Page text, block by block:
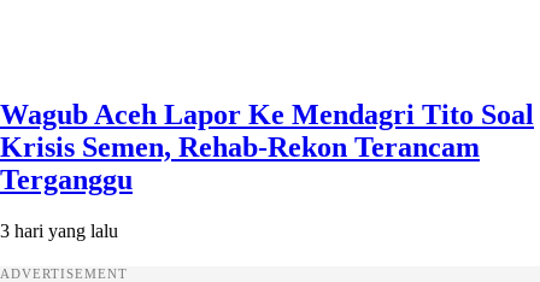
Wagub Aceh Lapor Ke Mendagri Tito Soal
Krisis Semen, Rehab-Rekon Terancam
Terganggu
3 hari yang lalu
ADVERTISEMENT